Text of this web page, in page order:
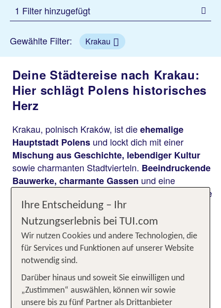
1 Filter hinzugefügt
Gewählte Filter: Krakau
Deine Städtereise nach Krakau:
Hier schlägt Polens historisches
Herz
Krakau, polnisch Kraków, ist dieehemalige
Hauptstadt Polens und lockt dich mit einer
Mischung aus Geschichte, lebendiger Kultur
sowie charmanten Stadtvierteln. Beeindruckende
Bauwerke, charmante Gassen und eine
entspannte Atmosphäre machen deine Städtereise
nach Krakau zu einem unvergesslichen Erlebnis.
Und das Beste: Die wichtigsten
Sehenswürdigkeiten im Zentrum erreichst du
bequem zu Fuß. Lass dich bei deiner Reise vom
einzigartigen Flair Krakaus verzaubern!
Unsere TOP Angebote für 2
Nächte in Krakau
Ihre Entscheidung – Ihr
Nutzungserlebnis bei TUI.com
Wir nutzen Cookies und andere Technologien, die
für Services und Funktionen auf unserer Website
notwendig sind.
Darüber hinaus und soweit Sie einwilligen und
„Zustimmen“ auswählen, können wir sowie
unsere bis zu fünf Partner als Drittanbieter